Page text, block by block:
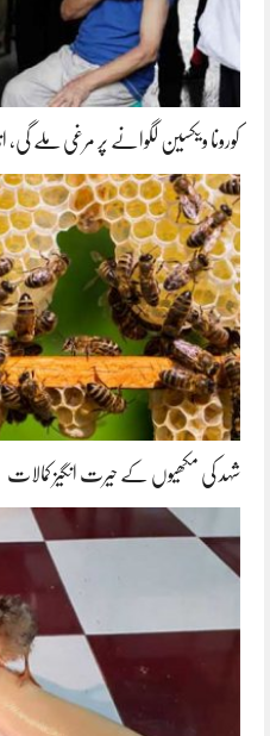
کورونا ویکسین لگوانے پر مرغی ملے گی،
شہد کی مکھیوں کے حیرت انگیز کمالات